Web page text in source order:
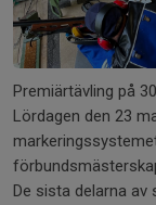
Premiärtävling på
Lördagen den 23
De sista delarna av